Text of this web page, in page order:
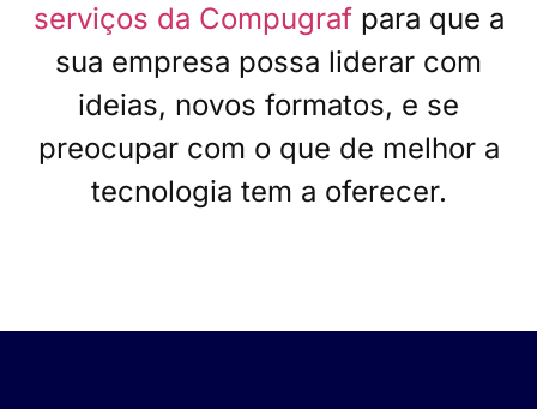
serviços da Compugrafpara que a
sua empresa possa liderar com
ideias, novos formatos, e se
preocupar com o que de melhor a
tecnologia tem a oferecer.